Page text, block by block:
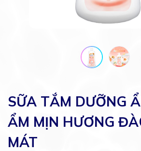
SỮA TẮM DƯỠNG
ẨM MỊN HƯƠNG
MÁT